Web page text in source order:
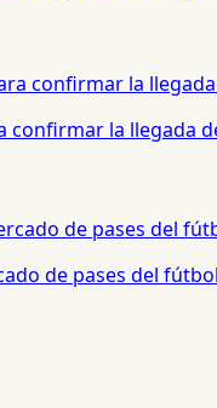
confirmar la llegada
de pases del